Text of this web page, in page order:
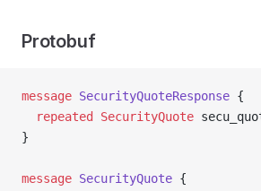
Protobuf
message SecurityQuoteResponse {
  repeated
SecurityQuote
}
message SecurityQuote {